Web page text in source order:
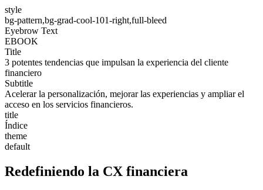
style
bg-pattern,bg-grad-cool-101-right,full-bleed
Eyebrow Text
EBOOK
Title
3 potentes tendencias que impulsan la experiencia del cliente
financiero
Subtitle
Acelerar la personalización, mejorar las experiencias y ampliar el
acceso en los servicios financieros.
title
Índice
theme
default
Redefiniendo la CX financiera